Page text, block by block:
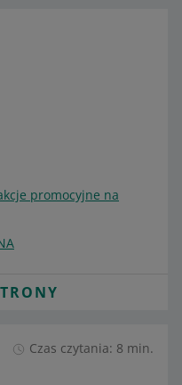
promocyjne na
Czas czytania: 8 min.